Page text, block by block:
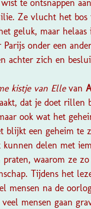
te ontsnappen
Ze vlucht het
geluk, maar
onder een
achter zich en
kistje van Elle van
dat je doet rillen
ook wat het
blijkt een geheim te
delen met
waarom ze
Tijdens het
mensen na de
mensen gaan